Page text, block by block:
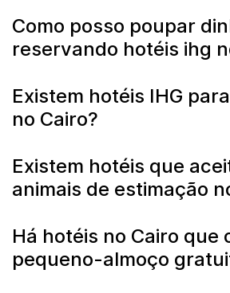
Como posso poupar
reservando hotéis ihg
Existem hotéis IHG
no Cairo?
Existem hotéis que
animais de estimação
Há hotéis no Cairo que
pequeno-almoço